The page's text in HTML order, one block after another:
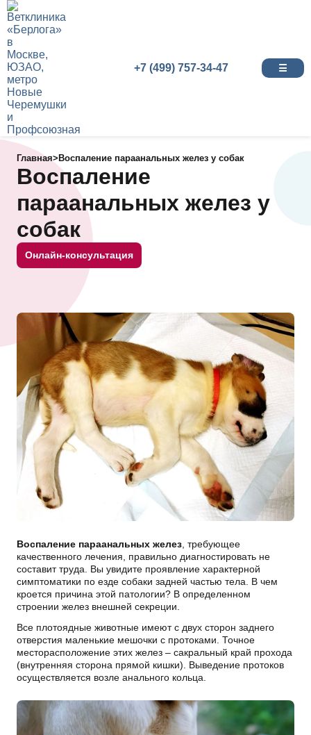
+7 (499) 757-34-47 ☰
Главная> Воспаление параанальных желез у собак
Воспаление
параанальных желез у
собак
Онлайн-консультация
Воспаление параанальных желез , требующее
качественного лечения, правильно диагностировать не
составит труда. Вы увидите проявление характерной
симптоматики по езде собаки задней частью тела. В чем
кроется причина этой патологии? В определенном
строении желез внешней секреции.
Все плотоядные животные имеют с двух сторон заднего
отверстия маленькие мешочки с протоками. Точное
месторасположение этих желез – сакральный край прохода
(внутренняя сторона прямой кишки). Выведение протоков
осуществляется возле анального кольца.